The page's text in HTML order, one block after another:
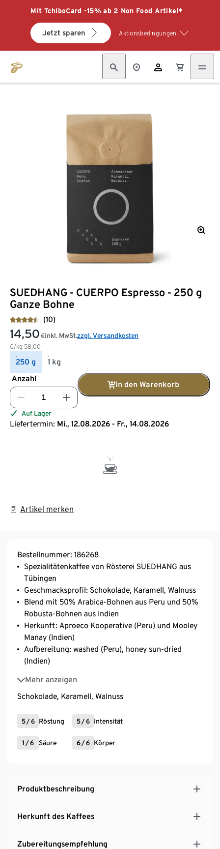
Mit TchiboCard -15% ab 2 Non Food Artikel*
Jetzt sparen Aktionsbedingungen
SUEDHANG - CUERPO Espresso - 250 g
Ganze Bohne
(10)
14,50 €
€/kg 58,00
inkl. MwSt.zzgl. Versandkosten
250 g
1 kg
Anzahl
In den Warenkorb
Auf Lager
Liefertermin: Mi., 12.08.2026 - Fr., 14.08.2026
Artikel merken
Bestellnummer: 186268
Spezialitätenkaffee von Rösterei SUEDHANG aus
Tübingen
Geschmacksprofil: Schokolade, Karamell, Walnuss
Blend mit 50% Arabica-Bohnen aus Peru und 50%
Robusta-Bohnen aus Indien
Herkunft: Aproeco Kooperative (Peru) und Mooley
Manay (Indien)
Aufbereitung: washed (Peru), honey sun-dried
(Indien)
Mehr anzeigen
Varietät: Caturra, Catimor, Pache, Typica (Peru),
Old Paradina, Congenis, S274 (Indien)
Schokolade, Karamell, Walnuss
5 /6 Röstung 5 /6 Intensität
1 /6 Säure 6 /6 Körper
Produktbeschreibung
Herkunft des Kaffees
Zubereitungsempfehlung